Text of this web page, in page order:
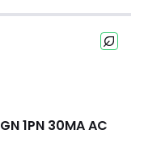
1PN 30MA AC